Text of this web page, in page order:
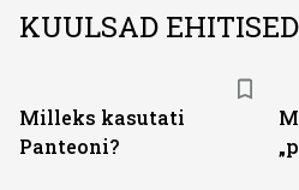
KUULSAD EHITISED
Milleks kasutati
Panteoni?